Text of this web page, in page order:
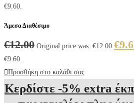
€9.60.
Άμεσα Διαθέσιμο
€12.00 Original price was: €12.00. €
€9.60.
Προσθήκη στο καλάθι σας
Κερδίστε -5% extra